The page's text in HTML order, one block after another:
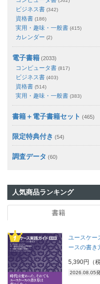
ビジネス書 (342)
資格書 (186)
実用・趣味・一般書 (415)
カレンダー (2)
電子書籍 (2033)
コンピュータ書 (817)
ビジネス書 (403)
資格書 (514)
実用・趣味・一般書 (383)
書籍＋電子書籍セット (465)
限定特典付き (54)
調査データ (60)
人気商品ランキング
書籍
ユースケー
ースの書き
5,390円（税
2026.08.05